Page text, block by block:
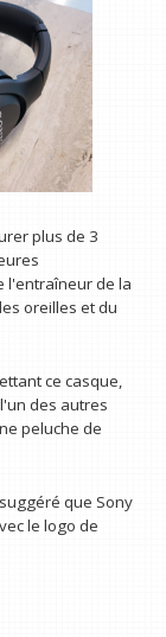
plus de 3
l'entraîneur de la
oreilles et du
ce casque,
des autres
peluche de
que Sony
le logo de